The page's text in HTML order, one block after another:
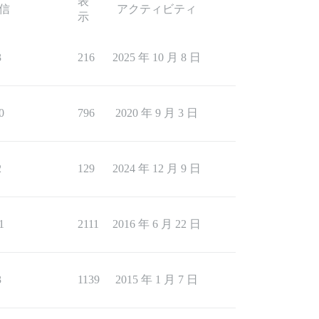
示
アクティビティ
216 2025 年 10 月 8 日
796 2020 年 9 月 3 日
129 2024 年 12 月 9 日
2111 2016 年 6 月 22 日
1139 2015 年 1 月 7 日